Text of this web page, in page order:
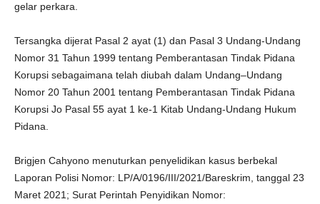
gelar perkara.
Tersangka dijerat Pasal 2 ayat (1) dan Pasal 3 Undang-Undang
Nomor 31 Tahun 1999 tentang Pemberantasan Tindak Pidana
Korupsi sebagaimana telah diubah dalam Undang–Undang
Nomor 20 Tahun 2001 tentang Pemberantasan Tindak Pidana
Korupsi Jo Pasal 55 ayat 1 ke-1 Kitab Undang-Undang Hukum
Pidana.
Brigjen Cahyono menuturkan penyelidikan kasus berbekal
Laporan Polisi Nomor: LP/A/0196/III/2021/Bareskrim, tanggal 23
Maret 2021; Surat Perintah Penyidikan Nomor: